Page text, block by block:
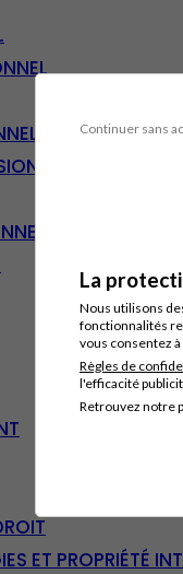
Continuer sans
La
Nous utilisons
fonctionnalités
vous consentez
Règles de
l'efficacité
Retrouvez notre
ET PROPRIÉTÉ